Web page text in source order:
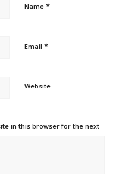
Name *
Email *
Website
in this browser for the next